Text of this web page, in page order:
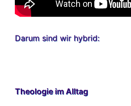
Darum sind wir hybrid:
Theologie im Alltag